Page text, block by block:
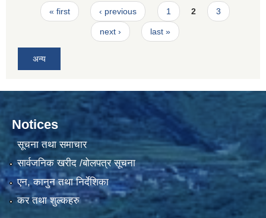
Pages
« first ‹ previous 1 2 3
next › last »
अन्य
Notices
सूचना तथा समाचार
सार्वजनिक खरीद /बोलपत्र सूचना
एन, कानुन तथा निर्देशिका
कर तथा शुल्कहरु